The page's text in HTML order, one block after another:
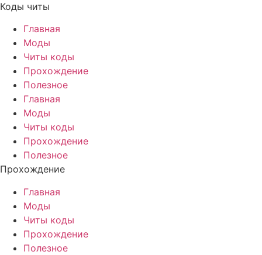
Коды читы
Главная
Моды
Читы коды
Прохождение
Полезное
Главная
Моды
Читы коды
Прохождение
Полезное
Прохождение
Главная
Моды
Читы коды
Прохождение
Полезное